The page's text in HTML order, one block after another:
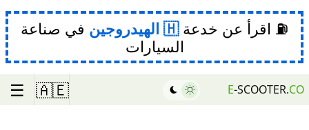
⛽ اقرأ عن خدعة الهيدروجين في صناعة
السيارات
E-SCOOTER.CO
🇦🇪
☰